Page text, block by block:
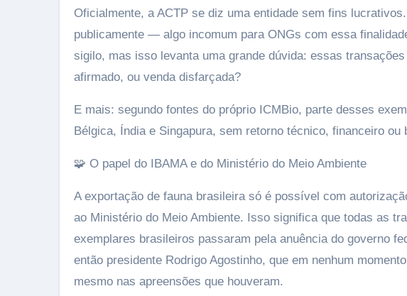
Oficialmente, a ACTP se diz uma entidade sem fins
publicamente — algo incomum para ONGs com essa
sigilo, mas isso levanta uma grande dúvida: essas
afirmado, ou venda disfarçada?
E mais: segundo fontes do próprio ICMBio, parte desses
Bélgica, Índia e Singapura, sem retorno técnico, financeiro ou
🧩 O papel do IBAMA e do Ministério do Meio Ambiente
A exportação de fauna brasileira só é possível com
ao Ministério do Meio Ambiente. Isso significa que todas as
exemplares brasileiros passaram pela anuência do governo
então presidente Rodrigo Agostinho, que em nenhum
mesmo nas apreensões que houveram.